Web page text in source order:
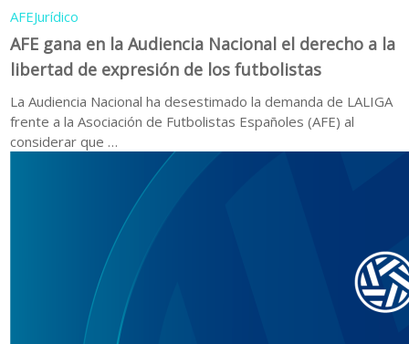
AFEJurídico
AFE gana en la Audiencia Nacional el derecho a la
libertad de expresión de los futbolistas
La Audiencia Nacional ha desestimado la demanda de LALIGA
frente a la Asociación de Futbolistas Españoles (AFE) al
considerar que …